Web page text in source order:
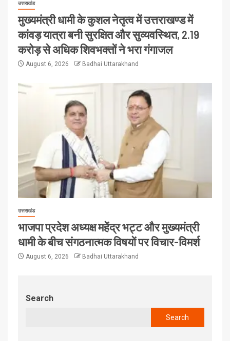
उत्तराखंड
मुख्यमंत्री धामी के कुशल नेतृत्व में उत्तराखण्ड में
कांवड़ यात्रा बनी सुरक्षित और सुव्यवस्थित, 2.19
करोड़ से अधिक शिवभक्तों ने भरा गंगाजल
August 6, 2026 Badhai Uttarakhand
उत्तराखंड
भाजपा प्रदेश अध्यक्ष महेंद्र भट्ट और मुख्यमंत्री
धामी के बीच संगठनात्मक विषयों पर विचार-विमर्श
August 6, 2026 Badhai Uttarakhand
Search
Search